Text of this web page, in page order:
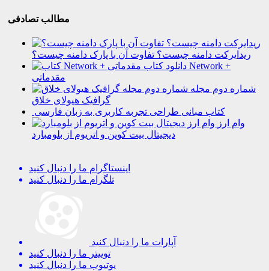
مطالب تصادفی
ریدایرکت دامنه چیست؟ تفاوت آن با پارک دامنه چیست؟
دانلود کتاب Network +
مقدماتی
شماره دوم مجله
گرافیک هیولای خلاق
کتاب مبانی طراحی تجربه کاربری به زبان فارسی
وام ارز
دیجیتال بیت کوین و اتریوم از بلومبارد
اینستاگرام ما را دنبال کنید
تلگرام ما را دنبال کنید
آپارات ما را دنبال کنید
توییتر ما را دنبال کنید
یوتیوب ما را دنبال کنید